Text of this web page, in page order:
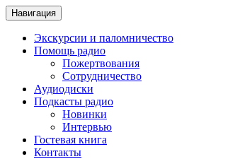
Навигация
Экскурсии и паломничество
Помощь радио
Пожертвования
Сотрудничество
Аудиодиски
Подкасты радио
Новинки
Интервью
Гостевая книга
Контакты